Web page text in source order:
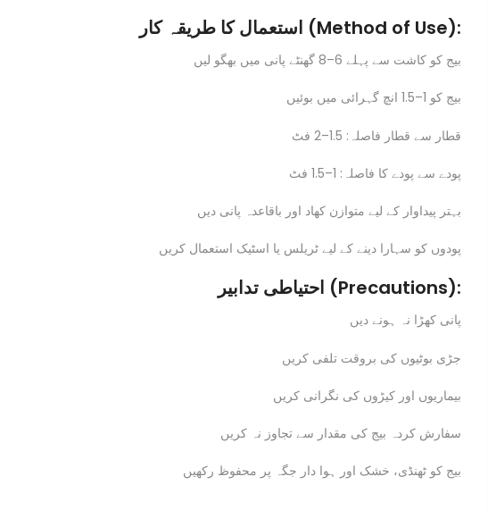
استعمال کا طریقہ کار (Method of Use):
بیج کو کاشت سے پہلے 6–8 گھنٹے پانی میں بھگو لیں
بیج کو 1–1.5 انچ گہرائی میں بوئیں
قطار سے قطار فاصلہ: 1.5–2 فٹ
پودے سے پودے کا فاصلہ: 1–1.5 فٹ
بہتر پیداوار کے لیے متوازن کھاد اور باقاعدہ پانی دیں
پودوں کو سہارا دینے کے لیے ٹریلس یا اسٹیک استعمال کریں
احتیاطی تدابیر (Precautions):
پانی کھڑا نہ ہونے دیں
جڑی بوٹیوں کی بروقت تلفی کریں
بیماریوں اور کیڑوں کی نگرانی کریں
سفارش کردہ بیج کی مقدار سے تجاوز نہ کریں
بیج کو ٹھنڈی، خشک اور ہوا دار جگہ پر محفوظ رکھیں